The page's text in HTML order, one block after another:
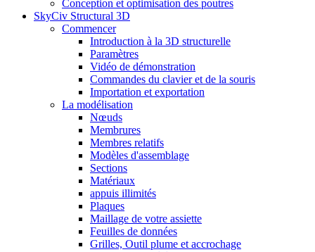
Conception et optimisation des poutres
SkyCiv Structural 3D
Commencer
Introduction à la 3D structurelle
Paramètres
Vidéo de démonstration
Commandes du clavier et de la souris
Importation et exportation
La modélisation
Nœuds
Membrures
Membres relatifs
Modèles d'assemblage
Sections
Matériaux
appuis illimités
Plaques
Maillage de votre assiette
Feuilles de données
Grilles, Outil plume et accrochage